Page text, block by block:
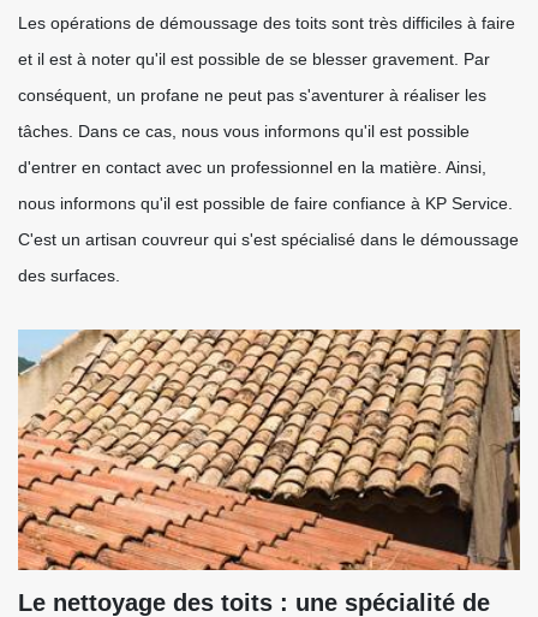
Les opérations de démoussage des toits sont très difficiles à faire
et il est à noter qu'il est possible de se blesser gravement. Par
conséquent, un profane ne peut pas s'aventurer à réaliser les
tâches. Dans ce cas, nous vous informons qu'il est possible
d'entrer en contact avec un professionnel en la matière. Ainsi,
nous informons qu'il est possible de faire confiance à KP Service.
C'est un artisan couvreur qui s'est spécialisé dans le démoussage
des surfaces.
Le nettoyage des toits : une spécialité de